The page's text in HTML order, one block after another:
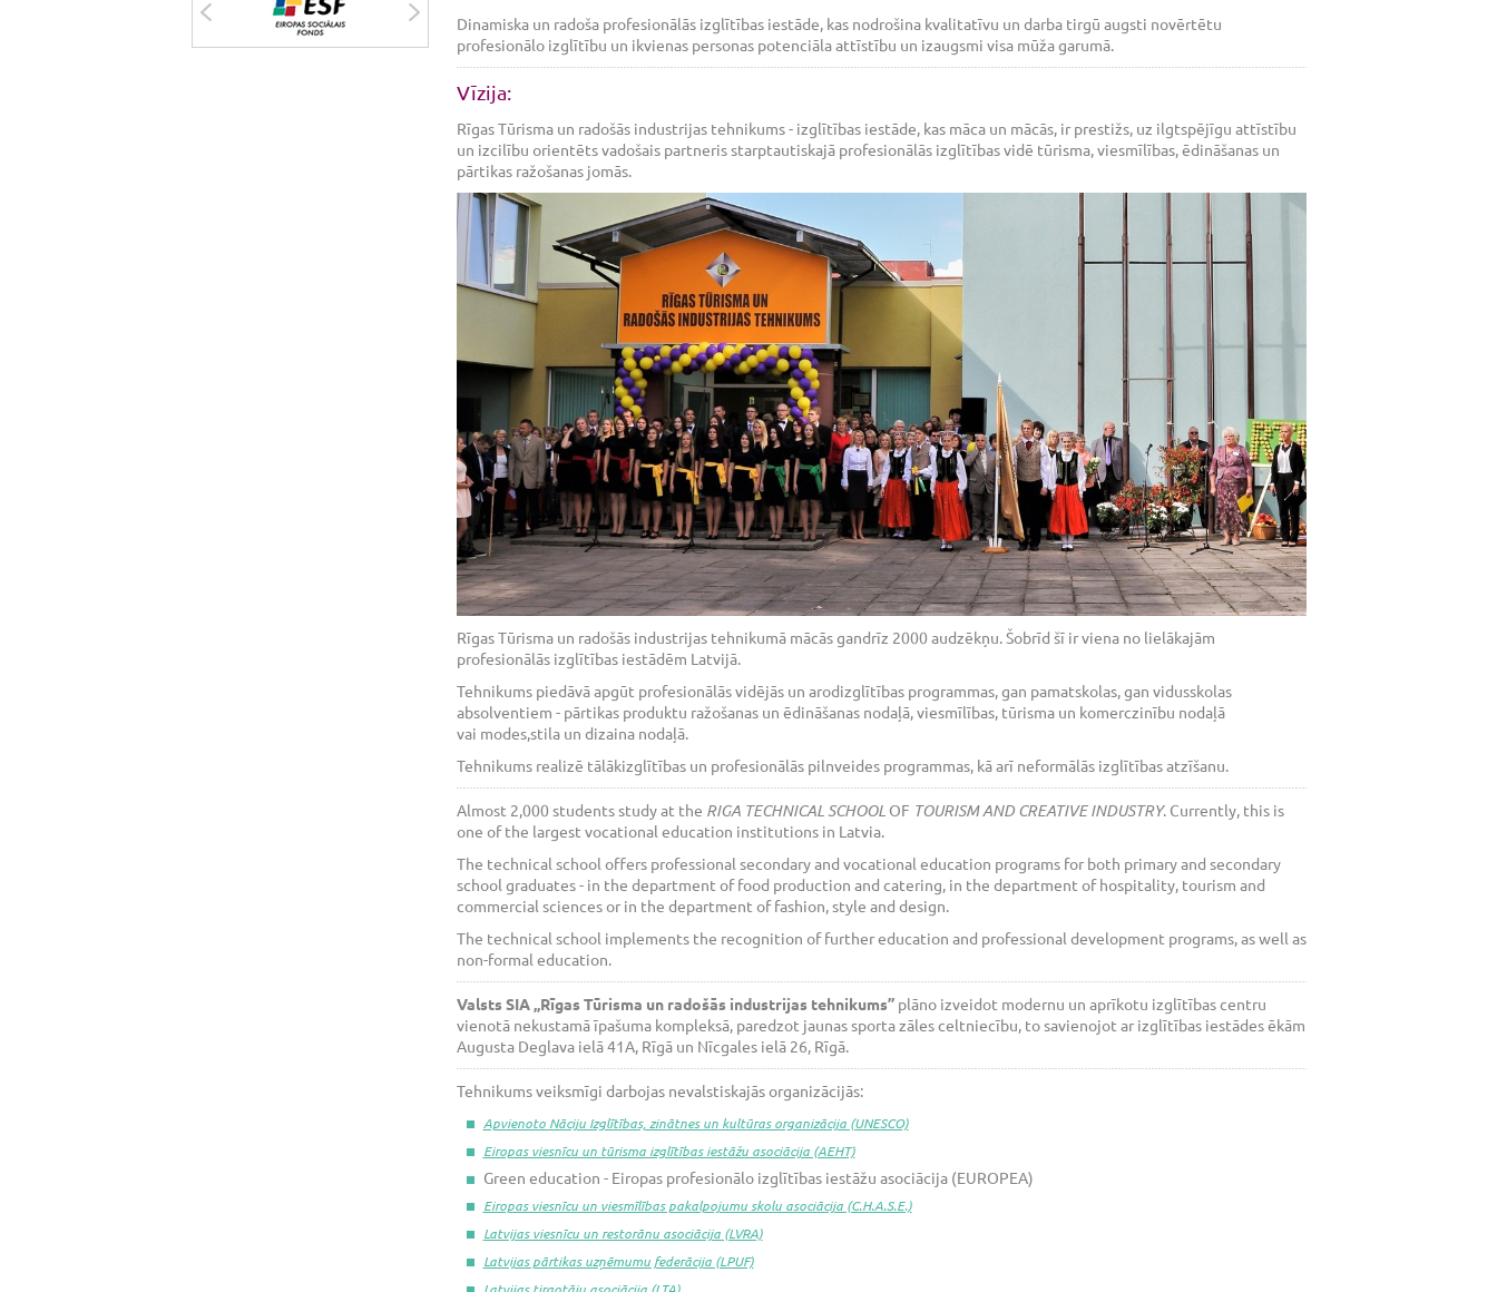
Dinamiska un radoša profesionālās izglītības iestāde, kas nodrošina kvalitatīvu un darba tirgū augsti novērtētu
profesionālo izglītību un ikvienas personas potenciāla attīstību un izaugsmi visa mūža garumā.
Vīzija:
Rīgas Tūrisma un radošās industrijas tehnikums - izglītības iestāde, kas māca un mācās, ir prestižs, uz ilgtspējīgu attīstību
un izcilību orientēts vadošais partneris starptautiskajā profesionālās izglītības vidē tūrisma, viesmīlības, ēdināšanas un
pārtikas ražošanas jomās.
Rīgas Tūrisma un radošās industrijas tehnikumā mācās gandrīz 2000 audzēkņu. Šobrīd šī ir viena no lielākajām
profesionālās izglītības iestādēm Latvijā.
Tehnikums piedāvā apgūt profesionālās vidējās un arodizglītības programmas, gan pamatskolas, gan vidusskolas
absolventiem - pārtikas produktu ražošanas un ēdināšanas nodaļā, viesmīlības, tūrisma un komerczinību nodaļā
vai modes,stila un dizaina nodaļā.
Tehnikums realizē tālākizglītības un profesionālās pilnveides programmas, kā arī neformālās izglītības atzīšanu.
Almost 2,000 students study at the RIGA TECHNICAL SCHOOL OF TOURISM AND CREATIVE INDUSTRY. Currently, this is
one of the largest vocational education institutions in Latvia.
The technical school offers professional secondary and vocational education programs for both primary and secondary
school graduates - in the department of food production and catering, in the department of hospitality, tourism and
commercial sciences or in the department of fashion, style and design.
The technical school implements the recognition of further education and professional development programs, as well as
non-formal education.
Valsts SIA „Rīgas Tūrisma un radošās industrijas tehnikums” plāno izveidot modernu un aprīkotu izglītības centru
vienotā nekustamā īpašuma kompleksā, paredzot jaunas sporta zāles celtniecību, to savienojot ar izglītības iestādes ēkām
Augusta Deglava ielā 41A, Rīgā un Nīcgales ielā 26, Rīgā.
Tehnikums veiksmīgi darbojas nevalstiskajās organizācijās:
Apvienoto Nāciju Izglītības, zinātnes un kultūras organizācija (UNESCO)
Eiropas viesnīcu un tūrisma izglītības iestāžu asociācija (AEHT)
Green education - Eiropas profesionālo izglītības iestāžu asociācija (EUROPEA)
Eiropas viesnīcu un viesmīlības pakalpojumu skolu asociācija (C.H.A.S.E.)
Latvijas viesnīcu un restorānu asociācija (LVRA)
Latvijas pārtikas uzņēmumu federācija (LPUF)